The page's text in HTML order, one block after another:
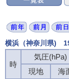
横浜（神奈川県)
時
気圧(hPa)
現地
海